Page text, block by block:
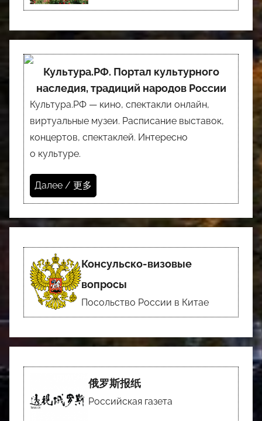
Культура.РФ. Портал культурного
наследия, традиций народов России
Культура.РФ — кино, спектакли онлайн,
виртуальные музеи. Расписание выставок,
концертов, спектаклей. Интересно
о культуре.
Далее / 更多
Консульско-визовые
вопросы
Посольство России в Китае
俄罗斯报纸
Российская газета